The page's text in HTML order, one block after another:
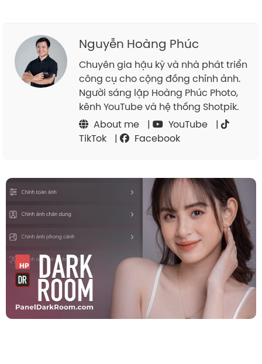
Nguyễn Hoàng Phúc
Chuyên gia hậu kỳ và nhà phát triển
công cụ cho cộng đồng chỉnh ảnh.
Người sáng lập Hoàng Phúc Photo,
kênh YouTube và hệ thống Shotpik.
About me
| YouTube
|
TikTok
| Facebook